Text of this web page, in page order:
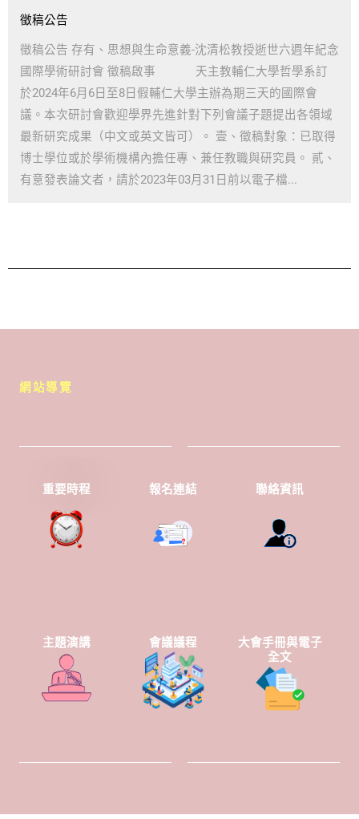
徵稿公告
徵稿公告 存有、思想與生命意義-沈清松教授逝世六週年紀念
國際學術研討會 徵稿啟事 天主教輔仁大學哲學系訂
於2024年6月6日至8日假輔仁大學主辦為期三天的國際會
議。本次研討會歡迎學界先進針對下列會議子題提出各領域
最新研究成果（中文或英文皆可）。 壹、徵稿對象：已取得
博士學位或於學術機構內擔任專、兼任教職與研究員。 貳、
有意發表論文者，請於2023年03月31日前以電子檔...
網站導覽
重要時程 報名連結 聯絡資訊
主題演講 會議議程
大會手冊與電子
全文